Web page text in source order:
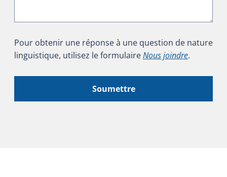
Pour obtenir une réponse à une question de nature
linguistique, utilisez le formulaireNous joindre.
Soumettre